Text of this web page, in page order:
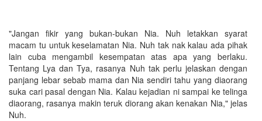
"Jangan fikir yang bukan-bukan Nia. Nuh letakkan syarat
macam tu untuk keselamatan Nia. Nuh tak nak kalau ada pihak
lain cuba mengambil kesempatan atas apa yang berlaku.
Tentang Lya dan Tya, rasanya Nuh tak perlu jelaskan dengan
panjang lebar sebab mama dan Nia sendiri tahu yang diaorang
suka cari pasal dengan Nia. Kalau kejadian ni sampai ke telinga
diaorang, rasanya makin teruk diorang akan kenakan Nia," jelas
Nuh.